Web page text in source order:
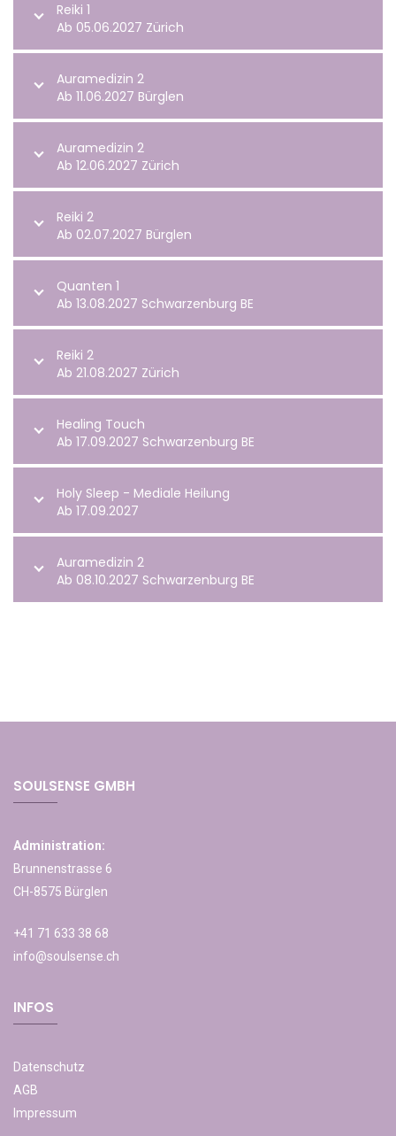
Reiki 1
Ab 05.06.2027 Zürich
Auramedizin 2
Ab 11.06.2027 Bürglen
Auramedizin 2
Ab 12.06.2027 Zürich
Reiki 2
Ab 02.07.2027 Bürglen
Quanten 1
Ab 13.08.2027 Schwarzenburg BE
Reiki 2
Ab 21.08.2027 Zürich
Healing Touch
Ab 17.09.2027 Schwarzenburg BE
Holy Sleep - Mediale Heilung
Ab 17.09.2027
Auramedizin 2
Ab 08.10.2027 Schwarzenburg BE
SOULSENSE GMBH
Administration:
Brunnenstrasse 6
CH-8575 Bürglen
+41 71 633 38 68
info@soulsense.ch
INFOS
Datenschutz
AGB
Impressum